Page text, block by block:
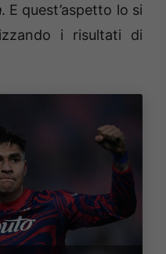
. E quest’aspetto lo si
i risultati di